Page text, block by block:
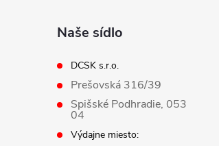
Naše sídlo
DCSK s.r.o.
Prešovská 316/39
Spišské Podhradie, 053
04
Výdajne miesto: